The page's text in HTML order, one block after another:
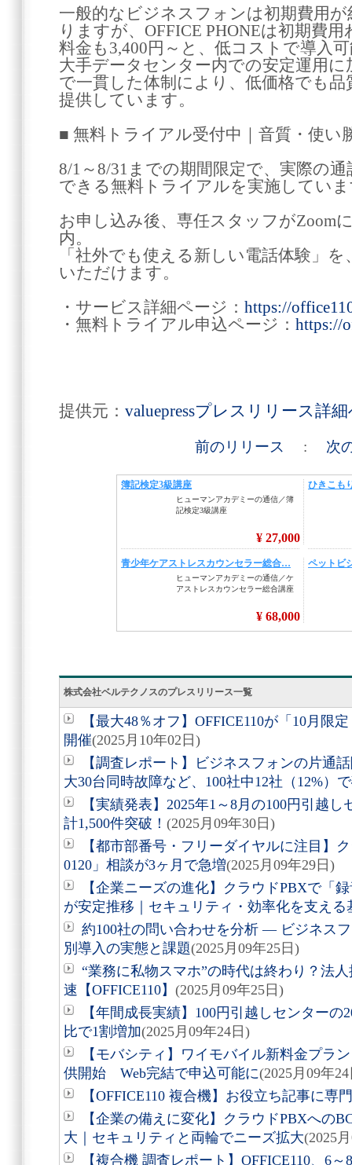
一般的なビジネスフォンは初期費用
りますが、OFFICE PHONEは初期費
料金も3,400円～と、低コストで導入
大手データセンター内での安定運用
で一貫した体制により、低価格でも
提供しています。
■ 無料トライアル受付中｜音質・使い
8/1～8/31までの期間限定で、実際の
できる無料トライアルを実施してい
お申し込み後、専任スタッフがZoom
内。
「社外でも使える新しい電話体験」
いただけます。
・サービス詳細ページ： https://
・無料トライアル申込ページ： https://
提供元： valuepressプレスリリース詳
前のリリース : 次
株式会社ベルテクノスのプレスリリース一覧
【最大48％オフ】OFFICE110が「10月限
開催(2025月10年02日)
【調査レポート】ビジネスフォンの片通
大30台同時故障など、100社中12社（12%）
【実績発表】2025年1～8月の100円引越
計1,500件突破！ (2025月09年30日)
【都市部番号・フリーダイヤルに注目】
0120」相談が3ヶ月で急増(2025月09年29日)
【企業ニーズの進化】クラウドPBXで「
が安定推移｜セキュリティ・効率化を支える
約100社の問い合わせを分析 ― ビジネス
別導入の実態と課題(2025月09年25日)
“業務に私物スマホ”の時代は終わり？法
速【OFFICE110】 (2025月09年25日)
【年間成長実績】100円引越しセンター
比で1割増加(2025月09年24日)
【モバシティ】ワイモバイル新料金プラ
供開始 Web完結で申込可能に(2025月09年
【OFFICE110 複合機】お役立ち記事に専
【企業の備えに変化】クラウドPBXへの
大｜セキュリティと両輪でニーズ拡大(2025
【複合機 調査レポート】OFFICE110、6